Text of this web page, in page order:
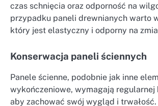
czas schnięcia oraz odporność na
przypadku paneli drewnianych warto
który jest elastyczny i odporny na
Konserwacja paneli ściennych
Panele ścienne, podobnie jak inne
wykończeniowe, wymagają regularnej
aby zachować swój wygląd i